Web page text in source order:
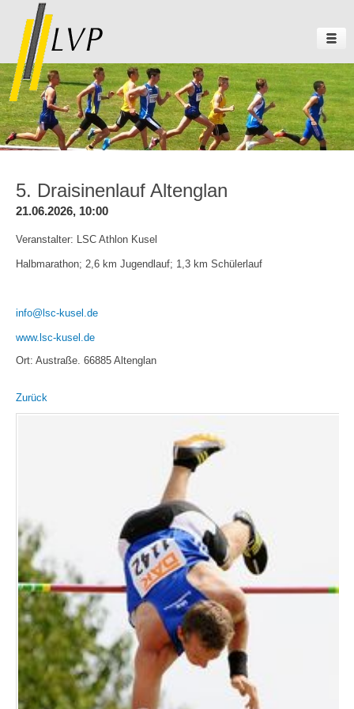
5. Draisinenlauf Altenglan
21.06.2026, 10:00
Veranstalter: LSC Athlon Kusel
Halbmarathon; 2,6 km Jugendlauf; 1,3 km Schülerlauf
info@lsc-kusel.de
www.lsc-kusel.de
Ort: Austraße. 66885 Altenglan
Zurück